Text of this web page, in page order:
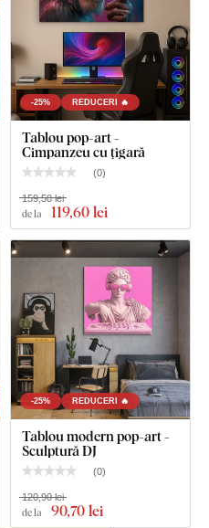
perete - Steve Jobs
pe partea din spate
montaj
-25% REDUCERI 🔥
Tablou pop-art -
Cimpanzeu cu țigară
(0)
de la 119,60 lei
159,50 lei
-25% REDUCERI 🔥
Tablou modern pop-art -
Sculptură DJ
(0)
de la 90,70 lei
120,90 lei